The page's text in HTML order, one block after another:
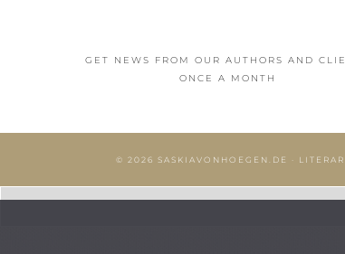
GET NEWS FROM OUR AUTHORS AND
ONCE A MONTH
© 2026 SASKIAVONHOEGEN.DE ·